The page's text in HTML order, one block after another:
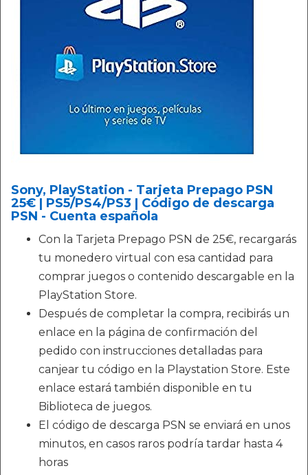
Sony, PlayStation - Tarjeta Prepago PSN
25€ | PS5/PS4/PS3 | Código de descarga
PSN - Cuenta española
Con la Tarjeta Prepago PSN de 25€, recargarás
tu monedero virtual con esa cantidad para
comprar juegos o contenido descargable en la
PlayStation Store.
Después de completar la compra, recibirás un
enlace en la página de confirmación del
pedido con instrucciones detalladas para
canjear tu código en la Playstation Store. Este
enlace estará también disponible en tu
Biblioteca de juegos.
El código de descarga PSN se enviará en unos
minutos, en casos raros podría tardar hasta 4
horas